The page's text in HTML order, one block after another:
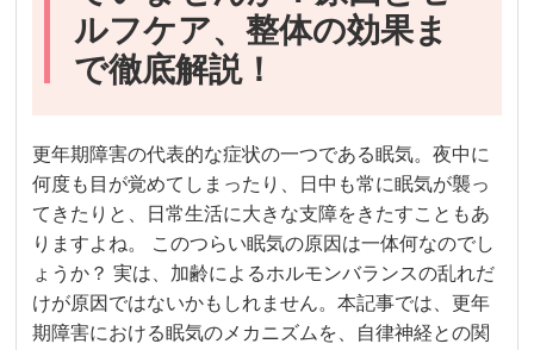
ルフケア、整体の効果ま
で徹底解説！
更年期障害の代表的な症状の一つである眠気。夜中に
何度も目が覚めてしまったり、日中も常に眠気が襲っ
てきたりと、日常生活に大きな支障をきたすこともあ
りますよね。 このつらい眠気の原因は一体何なのでし
ょうか？ 実は、加齢によるホルモンバランスの乱れだ
けが原因ではないかもしれません。本記事では、更年
期障害における眠気のメカニズムを、自律神経との関